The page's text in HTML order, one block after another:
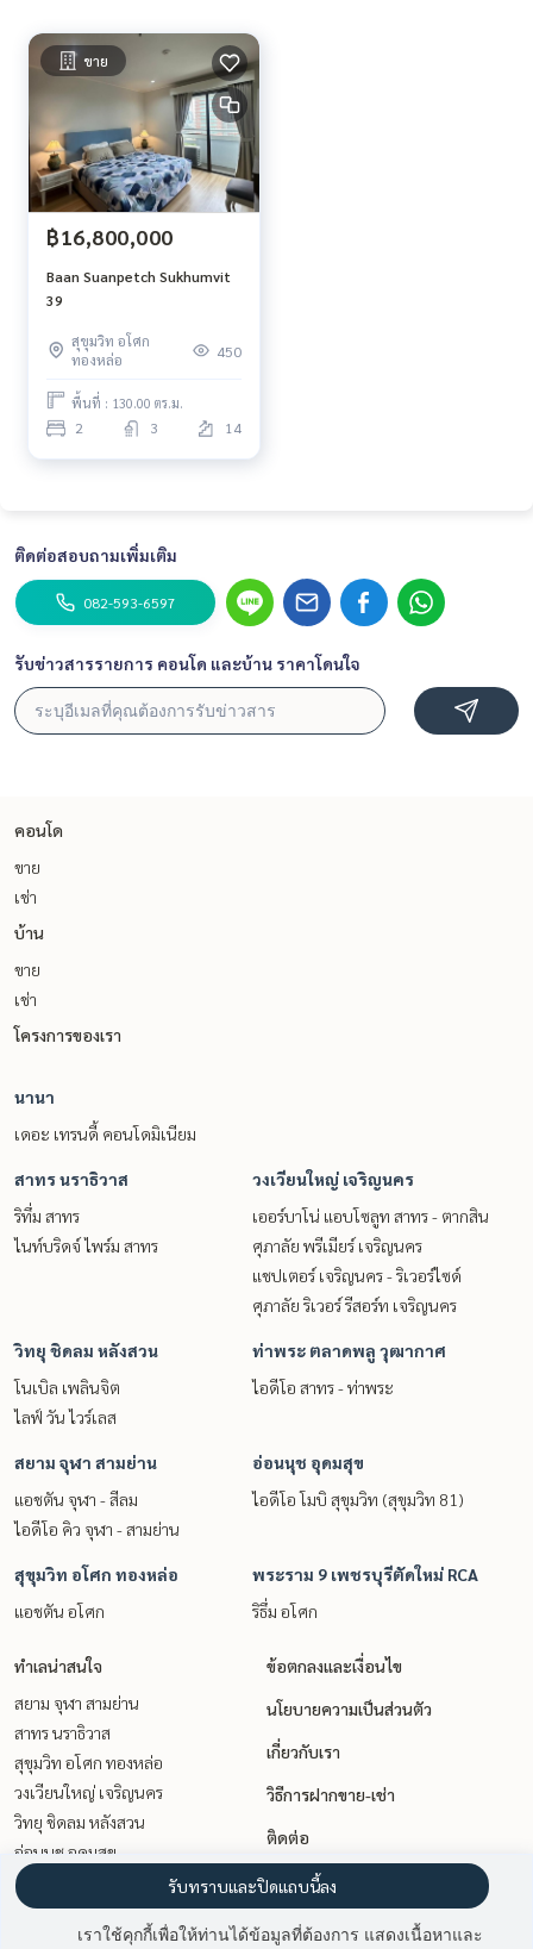
Villa Market (Sukhumvit 33)
Miracle Mall
Assarat Kindergarten (Ivybound)
The First Step International Kindergarten
World Buddhist University
Lady Bird International Kindergarten
Kids Kingdom International Kindergarten
Phillips Restaurant
Coca Suki (Sukhumvit 39)
Hakata
Prommitr Hospital
ขาย
฿16,800,000
Baan Suanpetch Sukhumvit
39
สุขุมวิท อโศก
ทองหล่อ
450
พื้นที่ : 130.00 ตร.ม.
2 3 14
ติดต่อสอบถามเพิ่มเติม
082-593-6597
รับข่าวสารรายการ คอนโด และบ้าน ราคาโดนใจ
คอนโด
ขาย
เช่า
บ้าน
ขาย
เช่า
โครงการของเรา
นานา
เดอะ เทรนดี้ คอนโดมิเนียม
สาทร นราธิวาส
ริทึ่ม สาทร
ไนท์บริดจ์ ไพร์ม สาทร
วงเวียนใหญ่ เจริญนคร
เออร์บาโน่ แอบโซลูท สาทร - ตากสิน
ศุภาลัย พรีเมียร์ เจริญนคร
แชปเตอร์ เจริญนคร - ริเวอร์ไซด์
ศุภาลัย ริเวอร์ รีสอร์ท เจริญนคร
วิทยุ ชิดลม หลังสวน
โนเบิล เพลินจิต
ไลฟ์ วัน ไวร์เลส
ท่าพระ ตลาดพลู วุฒากาศ
ไอดีโอ สาทร - ท่าพระ
สยาม จุฬา สามย่าน
แอชตัน จุฬา - สีลม
ไอดีโอ คิว จุฬา - สามย่าน
อ่อนนุช อุดมสุข
ไอดีโอ โมบิ สุขุมวิท (สุขุมวิท 81)
สุขุมวิท อโศก ทองหล่อ
แอชตัน อโศก
พระราม 9 เพชรบุรีตัดใหม่ RCA
ริธึ่ม อโศก
ทำเลน่าสนใจ
สยาม จุฬา สามย่าน
สาทร นราธิวาส
สุขุมวิท อโศก ทองหล่อ
วงเวียนใหญ่ เจริญนคร
วิทยุ ชิดลม หลังสวน
อ่อนนุช อุดมสุข
เกษตรศาสตร์ รัชโยธิน
นานา
ท่าพระ ตลาดพลู วุฒากาศ
ข้อตกลงและเงื่อนไข
นโยบายความเป็นส่วนตัว
เกี่ยวกับเรา
วิธีการฝากขาย-เช่า
ติดต่อ
เราใช้คุกกี้เพื่อให้ท่านได้ข้อมูลที่ต้องการ แสดงเนื้อหาและ
รับทราบและปิดแถบนี้ลง